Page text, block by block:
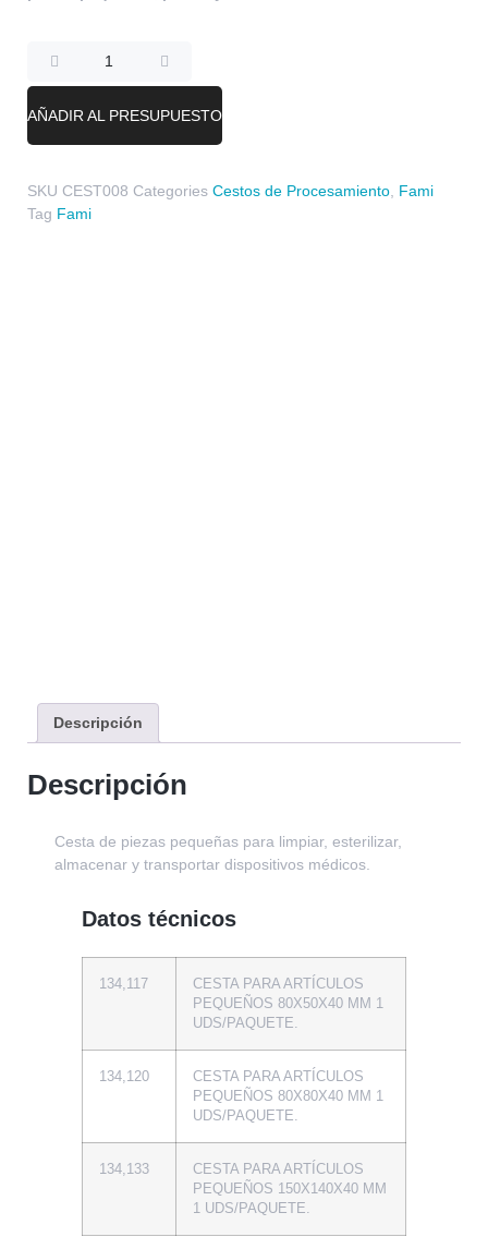
AÑADIR AL PRESUPUESTO
SKU CEST008 Categories Cestos de Procesamiento Fami
Tag Fami
Descripción
Descripción
Cesta de piezas pequeñas para limpiar, esterilizar,
almacenar y transportar dispositivos médicos.
Datos técnicos
134,117
CESTA PARA ARTÍCULOS
PEQUEÑOS 80X50X40 MM 1
UDS/PAQUETE.
134,120
CESTA PARA ARTÍCULOS
PEQUEÑOS 80X80X40 MM 1
UDS/PAQUETE.
134,133
CESTA PARA ARTÍCULOS
PEQUEÑOS 150X140X40 MM
1 UDS/PAQUETE.